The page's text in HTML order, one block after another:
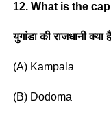
12. What is the
युगांडा की राजधानी क्या
(A) Kampala
(B) Dodoma